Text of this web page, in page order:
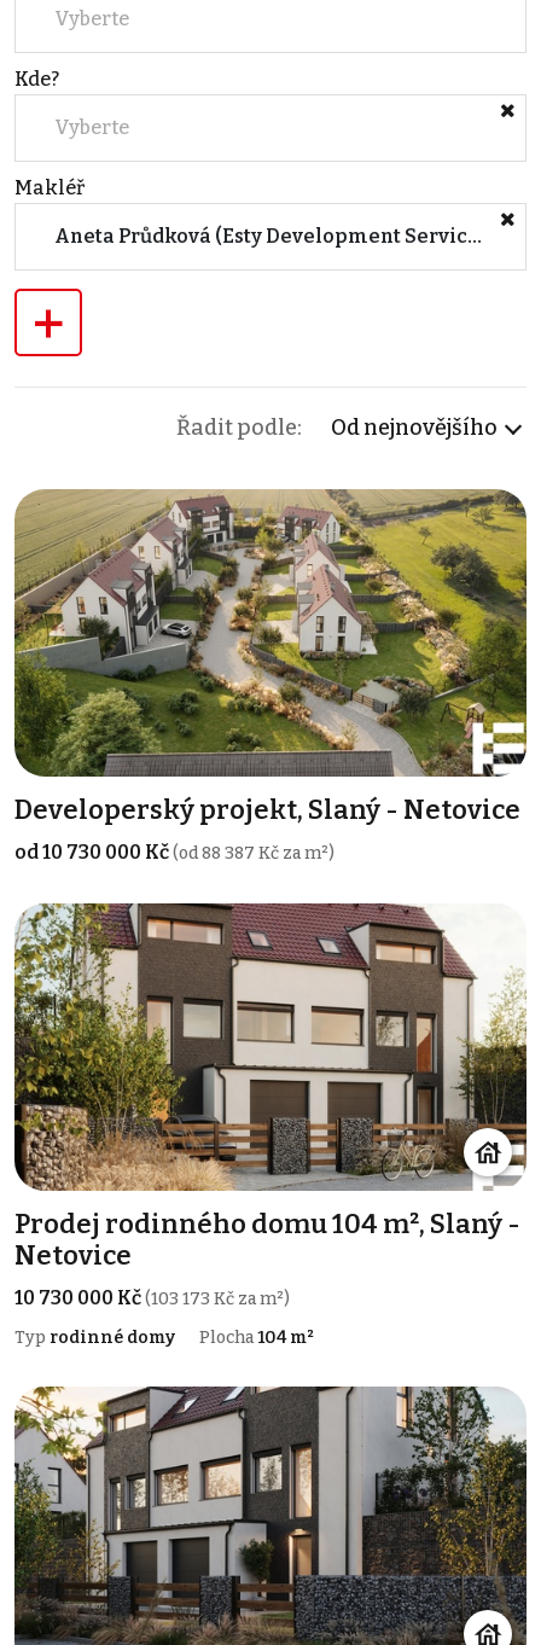
Vyberte
Kde?
Vyberte
Makléř
Aneta Průdková (Esty Development Services Praha)
+
Řadit podle: Od nejnovějšího
Developerský projekt, Slaný - Netovice
od 10 730 000 Kč(od 88 387 Kč za m²)
Prodej rodinného domu 104 m², Slaný -
Netovice
10 730 000 Kč(103 173 Kč za m²)
Typ rodinné domy Plocha104 m²